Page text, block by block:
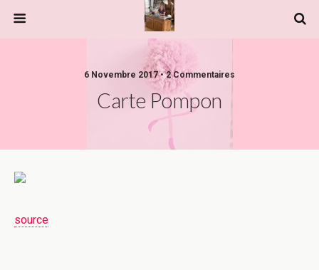
6 Novembre 2017 • 2 Commentaires
Carte Pompon
source